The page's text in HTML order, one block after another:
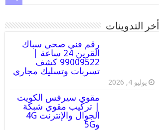
أخر التدوينات
رقم فني صحي سباك
القرين 24 ساعة |
99009522 كشف
تسربات وتسليك مجاري
يوليو 4, 2026
مقوي سيرفس الكويت
| تركيب مقوي شبكة
الجوال والإنترنت 4G
و5G